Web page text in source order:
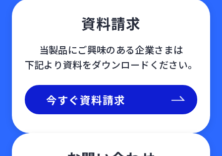
資料請求
当製品にご興味のある企業さまは
下記より資料をダウンロードください。
今すぐ資料請求